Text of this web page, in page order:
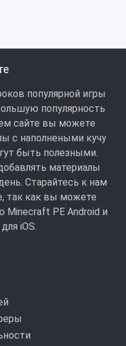
популярной игры
популярность
сайте вы можете
с наполнеными кучу
быть полезными.
материалы
Старайтесь к нам
так как вы можете
PE Android и
iOS.